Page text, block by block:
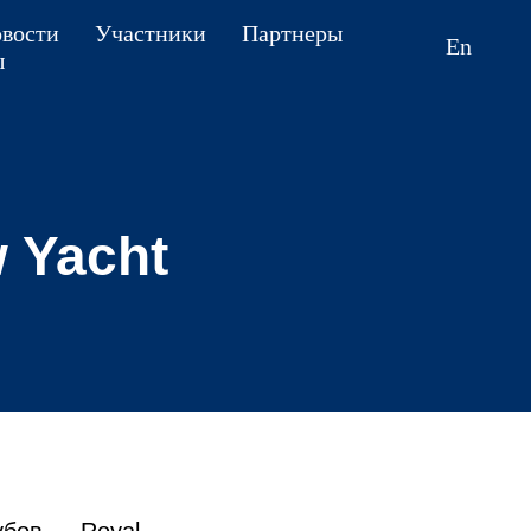
Участники
Партнеры
En